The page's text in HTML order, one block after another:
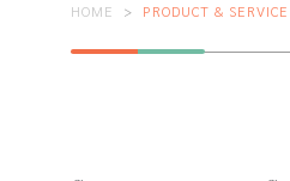
HOME PRODUCT & SERVICE